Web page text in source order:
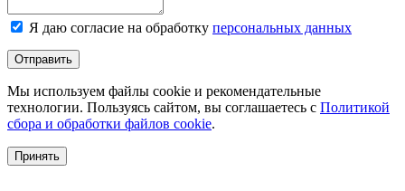
Я даю согласие на обработку персональных данных
Отправить
Мы используем файлы cookie и рекомендательные
технологии. Пользуясь сайтом, вы соглашаетесь с Политикой
сбора и обработки файлов cookie.
Принять